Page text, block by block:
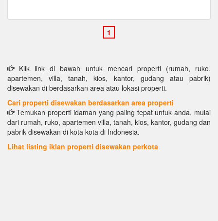
Klik link di bawah untuk mencari properti (rumah, ruko,
apartemen, villa, tanah, kios, kantor, gudang atau pabrik)
disewakan di berdasarkan area atau lokasi properti.
Cari properti disewakan berdasarkan area properti
Temukan properti idaman yang paling tepat untuk anda, mulai
dari rumah, ruko, apartemen villa, tanah, kios, kantor, gudang dan
pabrik disewakan di kota kota di Indonesia.
Lihat listing iklan properti disewakan perkota